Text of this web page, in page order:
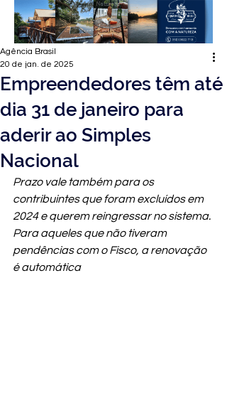
Empreendedores têm até
dia 31 de janeiro para
aderir ao Simples
Nacional
Agência Brasil
20 de jan. de 2025
Prazo vale também para os
contribuintes que foram excluídos em
2024 e querem reingressar no sistema.
Para aqueles que não tiveram
pendências com o Fisco, a renovação
é automática